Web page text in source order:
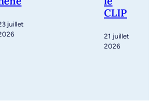
juillet
CLIP
21 juillet
2026